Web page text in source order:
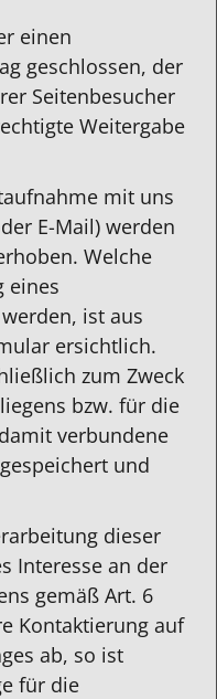
einen
geschlossen, der
Seitenbesucher
Weitergabe
mit uns
E-Mail) werden
Welche
eines
ist aus
ersichtlich.
zum Zweck
bzw. für die
verbundene
und
dieser
Interesse an der
gemäß Art. 6
Kontaktierung auf
ab, so ist
für die